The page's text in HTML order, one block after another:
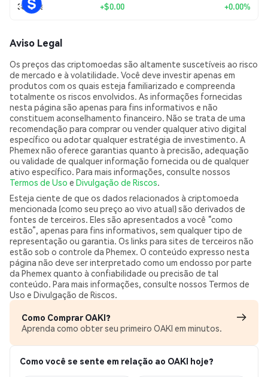
30 Dias +$0.00 +0.00%
Aviso Legal
Os preços das criptomoedas são altamente suscetíveis ao risco
de mercado e à volatilidade. Você deve investir apenas em
produtos com os quais esteja familiarizado e compreenda
totalmente os riscos envolvidos. As informações fornecidas
nesta página são apenas para fins informativos e não
constituem aconselhamento financeiro. Não se trata de uma
recomendação para comprar ou vender qualquer ativo digital
específico ou adotar qualquer estratégia de investimento. A
Phemex não oferece garantias quanto à precisão, adequação
ou validade de qualquer informação fornecida ou de qualquer
ativo específico. Para mais informações, consulte nossos
Termos de Uso e Divulgação de Riscos.
Esteja ciente de que os dados relacionados à criptomoeda
mencionada (como seu preço ao vivo atual) são derivados de
fontes de terceiros. Eles são apresentados a você “como
estão”, apenas para fins informativos, sem qualquer tipo de
representação ou garantia. Os links para sites de terceiros não
estão sob o controle da Phemex. O conteúdo expresso nesta
página não deve ser interpretado como um endosso por parte
da Phemex quanto à confiabilidade ou precisão de tal
conteúdo. Para mais informações, consulte nossos Termos de
Uso e Divulgação de Riscos.
Como Comprar OAKI?
Aprenda como obter seu primeiro OAKI em minutos.
Como você se sente em relação ao OAKI hoje?